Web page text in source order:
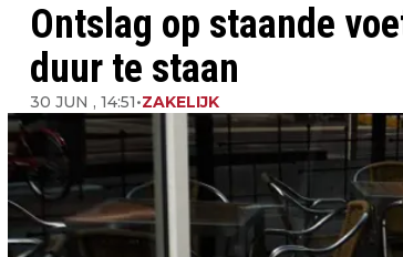
Ontslag op staande
duur te staan
30 JUN , 14:51•ZAKELIJK